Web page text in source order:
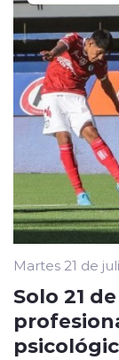
Martes 21 de
Solo 21